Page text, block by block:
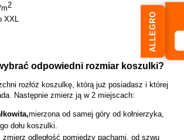
2
XXL
odpowiedni rozmiar koszulki?
rozłóż koszulkę, którą już posiadasz i której
Następnie zmierz ją w 2 miejscach:
mierzona od samej góry od kołnierzyka,
dołu koszulki.
, zmierz odległość pomiędzy pachami, od szwu
ALLEGRO